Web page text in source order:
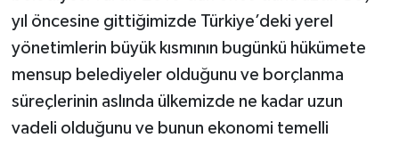
yıl öncesine gittiğimizde Türkiye’deki yerel
yönetimlerin büyük kısmının bugünkü hükümete
mensup belediyeler olduğunu ve borçlanma
süreçlerinin aslında ülkemizde ne kadar uzun
vadeli olduğunu ve bunun ekonomi temelli